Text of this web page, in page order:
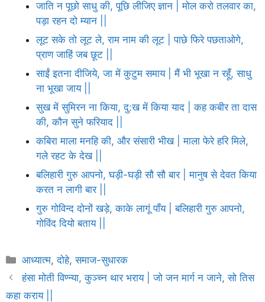
जाति न पूछो साधु की, पूछि लीजिए ज्ञान | मोल करो तलवार का,
पड़ा रहन दो म्यान ||
लूट सके तो लूट ले, राम नाम की लूट | पाछे फिरे पछताओगे,
प्राण जाहिं जब छूट ||
साईं इतना दीजिये, जा में कुटुम समाय | मैं भी भूखा न रहूँ, साधु
ना भूखा जाय ||
सुख में सुमिरन ना किया, दु:ख में किया याद | कह कबीर ता दास
की, कौन सुने फरियाद ||
कबिरा माला मनहि की, और संसारी भीख | माला फेरे हरि मिले,
गले रहट के देख ||
बलिहारी गुरु आपनो, घड़ी-घड़ी सौ सौ बार | मानुष से देवत किया
करत न लागी बार ||
गुरु गोविन्द दोनों खड़े, काके लागूं पाँय | बलिहारी गुरु आपनो,
गोविंद दियो बताय ||
Categories
आध्यात्म,दोहे,समाज-सुधारक
हंसा मोती विण्न्या, कुञ्च्न थार भराय | जो जन मार्ग न जाने, सो तिस
कहा कराय ||